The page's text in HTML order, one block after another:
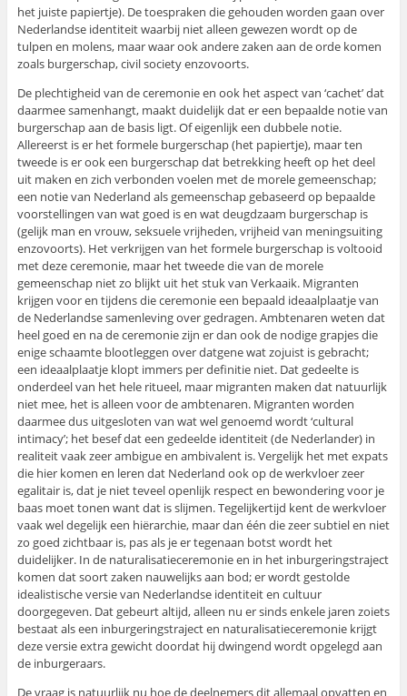
het juiste papiertje). De toespraken die gehouden worden gaan over
Nederlandse identiteit waarbij niet alleen gewezen wordt op de
tulpen en molens, maar waar ook andere zaken aan de orde komen
zoals burgerschap, civil society enzovoorts.
De plechtigheid van de ceremonie en ook het aspect van ‘cachet’ dat
daarmee samenhangt, maakt duidelijk dat er een bepaalde notie van
burgerschap aan de basis ligt. Of eigenlijk een dubbele notie.
Allereerst is er het formele burgerschap (het papiertje), maar ten
tweede is er ook een burgerschap dat betrekking heeft op het deel
uit maken en zich verbonden voelen met de morele gemeenschap;
een notie van Nederland als gemeenschap gebaseerd op bepaalde
voorstellingen van wat goed is en wat deugdzaam burgerschap is
(gelijk man en vrouw, seksuele vrijheden, vrijheid van meningsuiting
enzovoorts). Het verkrijgen van het formele burgerschap is voltooid
met deze ceremonie, maar het tweede die van de morele
gemeenschap niet zo blijkt uit het stuk van Verkaaik. Migranten
krijgen voor en tijdens die ceremonie een bepaald ideaalplaatje van
de Nederlandse samenleving over gedragen. Ambtenaren weten dat
heel goed en na de ceremonie zijn er dan ook de nodige grapjes die
enige schaamte blootleggen over datgene wat zojuist is gebracht;
een ideaalplaatje klopt immers per definitie niet. Dat gedeelte is
onderdeel van het hele ritueel, maar migranten maken dat natuurlijk
niet mee, het is alleen voor de ambtenaren. Migranten worden
daarmee dus uitgesloten van wat wel genoemd wordt ‘cultural
intimacy’; het besef dat een gedeelde identiteit (de Nederlander) in
realiteit vaak zeer ambigue en ambivalent is. Vergelijk het met expats
die hier komen en leren dat Nederland ook op de werkvloer zeer
egalitair is, dat je niet teveel openlijk respect en bewondering voor je
baas moet tonen want dat is slijmen. Tegelijkertijd kent de werkvloer
vaak wel degelijk een hiërarchie, maar dan één die zeer subtiel en niet
zo goed zichtbaar is, pas als je er tegenaan botst wordt het
duidelijker. In de naturalisatieceremonie en in het inburgeringstraject
komen dat soort zaken nauwelijks aan bod; er wordt gestolde
idealistische versie van Nederlandse identiteit en cultuur
doorgegeven. Dat gebeurt altijd, alleen nu er sinds enkele jaren zoiets
bestaat als een inburgeringstraject en naturalisatieceremonie krijgt
deze versie extra gewicht doordat hij dwingend wordt opgelegd aan
de inburgeraars.